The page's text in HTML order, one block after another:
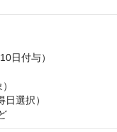
日付与）
選択）